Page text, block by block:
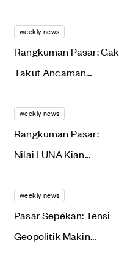
Bergelombang
weekly news
Rangkuman Pasar: Gak
Takut Ancaman
Malah Terbang!
weekly news
Rangkuman Pasar:
Nilai LUNA Kian
Perkasa di Akhir Pekan
weekly news
Pasar Sepekan: Tensi
Geopolitik Makin